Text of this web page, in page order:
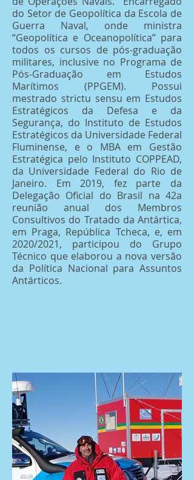
do Setor de Geopolítica da Escola de
Guerra Naval, onde ministra
“Geopolítica e Oceanopolítica” para
todos os cursos de pós-graduação
militares, inclusive no Programa de
Pós-Graduação em Estudos
Marítimos (PPGEM). Possui
mestrado strictu sensu em Estudos
Estratégicos da Defesa e da
Segurança, do Instituto de Estudos
Estratégicos da Universidade Federal
Fluminense, e o MBA em Gestão
Estratégica pelo Instituto COPPEAD,
da Universidade Federal do Rio de
Janeiro. Em 2019, fez parte da
Delegação Oficial do Brasil na 42a
reunião anual dos Membros
Consultivos do Tratado da Antártica,
em Praga, República Tcheca, e, em
2020/2021, participou do Grupo
Técnico que elaborou a nova versão
da Política Nacional para Assuntos
Antárticos.